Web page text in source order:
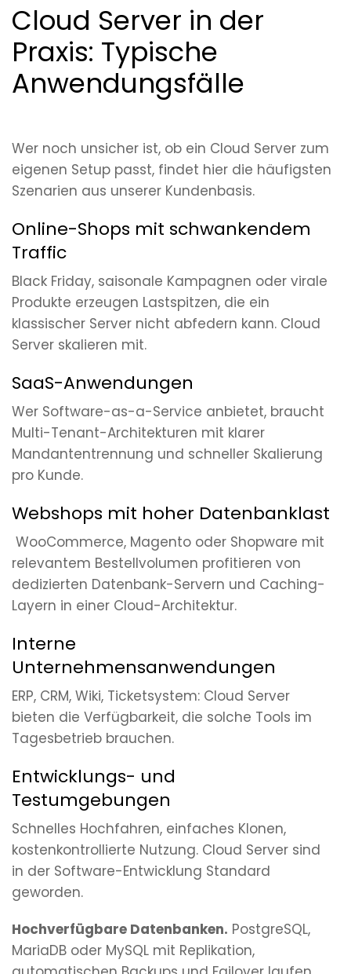
Cloud Server in der
Praxis: Typische
Anwendungsfälle
Wer noch unsicher ist, ob ein Cloud Server zum
eigenen Setup passt, findet hier die häufigsten
Szenarien aus unserer Kundenbasis.
Online-Shops mit schwankendem
Traffic
Black Friday, saisonale Kampagnen oder virale
Produkte erzeugen Lastspitzen, die ein
klassischer Server nicht abfedern kann. Cloud
Server skalieren mit.
SaaS-Anwendungen
Wer Software-as-a-Service anbietet, braucht
Multi-Tenant-Architekturen mit klarer
Mandantentrennung und schneller Skalierung
pro Kunde.
Webshops mit hoher Datenbanklast
WooCommerce, Magento oder Shopware mit
relevantem Bestellvolumen profitieren von
dedizierten Datenbank-Servern und Caching-
Layern in einer Cloud-Architektur.
Interne
Unternehmensanwendungen
ERP, CRM, Wiki, Ticketsystem: Cloud Server
bieten die Verfügbarkeit, die solche Tools im
Tagesbetrieb brauchen.
Entwicklungs- und
Testumgebungen
Schnelles Hochfahren, einfaches Klonen,
kostenkontrollierte Nutzung. Cloud Server sind
in der Software-Entwicklung Standard
geworden.
Hochverfügbare Datenbanken. PostgreSQL,
MariaDB oder MySQL mit Replikation,